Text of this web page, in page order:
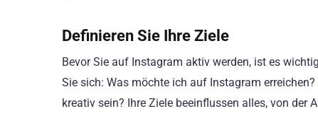
Definieren Sie Ihre Ziele
Bevor Sie auf Instagram aktiv werden, ist es
Sie sich: Was möchte ich auf Instagram
kreativ sein? Ihre Ziele beeinflussen alles, von der